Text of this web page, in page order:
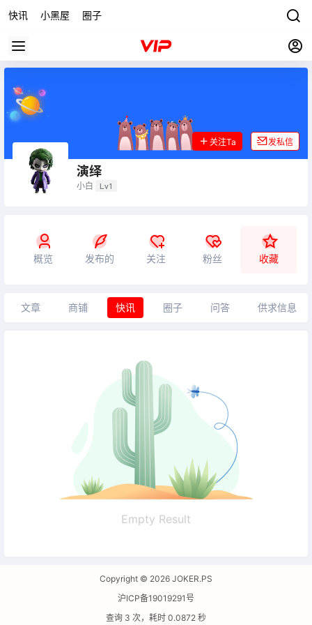
快讯 小黑屋 圈子
演绎
小白 Lv1
关注Ta 发私信
概览 发布的 关注 粉丝 收藏
文章 商铺 快讯 圈子 问答 供求信息
Empty Result
Copyright © 2026 JOKER.PS
沪ICP备19019291号
查询 3 次，耗时 0.0872 秒